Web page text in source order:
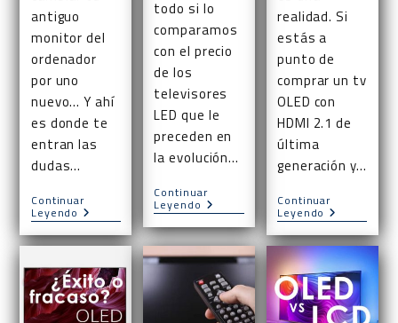
antiguo
monitor del
ordenador
por uno
nuevo... Y ahí
es donde te
entran las
dudas…
Continuar
Leyendo ¿OLED
TV
O
Monitor?
¿Cuál
Me
Compro?
todo si lo
comparamos
con el precio
de los
televisores
LED que le
preceden en
la evolución…
Continuar
Leyendo ¿Las
TV
OLED
Tienen
Reflejos?
realidad. Si
estás a
punto de
comprar un tv
OLED con
HDMI 2.1 de
última
generación y…
Continuar
Leyendo TV
OLED
Con
HDMI
2.1:
¿para
Qué
Sirve?